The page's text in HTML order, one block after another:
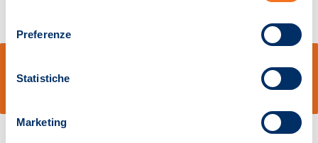
Preferenze
Statistiche
Marketing
Pistoia 01680210505 – R.E.A. n.155974 - Cap.Soc. € 2.000.000,00 i.v. La
Società adotta il Codice Etico D.lgs. 231/01